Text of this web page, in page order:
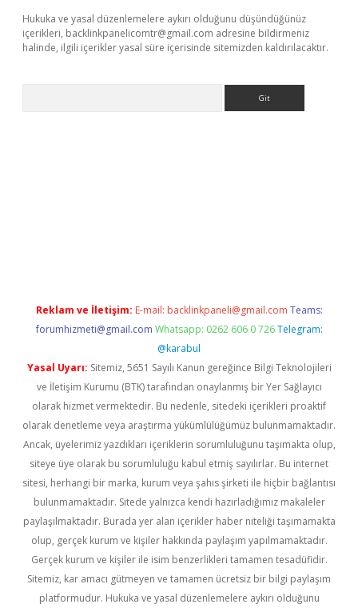
Hukuka ve yasal düzenlemelere aykırı olduğunu düşündüğünüz
içerikleri, backlinkpanelicomtr@gmail.com adresine bildirmeniz
halinde, ilgili içerikler yasal süre içerisinde sitemizden kaldırılacaktır.
Reklam ve İletişim: E-mail: backlinkpaneli@gmail.com Teams:
forumhizmeti@gmail.com Whatsapp: 0262 606 0 726 Telegram:
@karabul
Yasal Uyarı: Sitemiz, 5651 Sayılı Kanun gereğince Bilgi Teknolojileri
ve İletişim Kurumu (BTK) tarafından onaylanmış bir Yer Sağlayıcı
olarak hizmet vermektedir. Bu nedenle, sitedeki içerikleri proaktif
olarak denetleme veya araştırma yükümlülüğümüz bulunmamaktadır.
Ancak, üyelerimiz yazdıkları içeriklerin sorumluluğunu taşımakta olup,
siteye üye olarak bu sorumluluğu kabul etmiş sayılırlar. Bu internet
sitesi, herhangi bir marka, kurum veya şahıs şirketi ile hiçbir bağlantısı
bulunmamaktadır. Sitede yalnızca kendi hazırladığımız makaleler
paylaşılmaktadır. Burada yer alan içerikler haber niteliği taşımamakta
olup, gerçek kurum ve kişiler hakkında paylaşım yapılmamaktadır.
Gerçek kurum ve kişiler ile isim benzerlikleri tamamen tesadüfidir.
Sitemiz, kar amacı gütmeyen ve tamamen ücretsiz bir bilgi paylaşım
platformudur. Hukuka ve yasal düzenlemelere aykırı olduğunu